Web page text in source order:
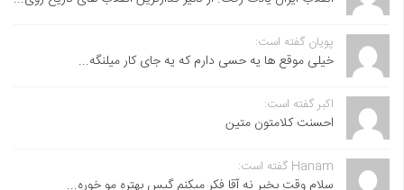
پویان گفته است:
خیلی موقع ها یه حسی دارم که یه جای کار میلنگه...
اکبر گفته است:
احسنت ‌کلامتون متین
Hanam گفته است: